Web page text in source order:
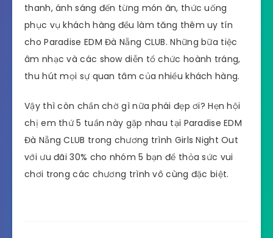
thanh, ánh sáng đến từng món ăn, thức uống
phục vụ khách hàng đều làm tăng thêm uy tín
cho Paradise EDM Đà Nẵng CLUB. Những bữa tiệc
âm nhạc và các show diễn tổ chức hoành tráng,
thu hút mọi sự quan tâm của nhiều khách hàng.
Vậy thì còn chần chờ gì nữa phái đẹp ơi? Hẹn hội
chị em thứ 5 tuần này gặp nhau tại Paradise EDM
Đà Nẵng CLUB trong chương trình Girls Night Out
với ưu đãi 30% cho nhóm 5 bạn để thỏa sức vui
chơi trong các chương trình vô cùng đặc biệt.